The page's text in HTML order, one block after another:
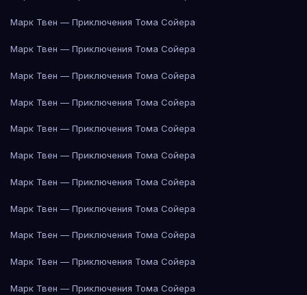
Марк Твен — Приключения Тома Сойера
Марк Твен — Приключения Тома Сойера
Марк Твен — Приключения Тома Сойера
Марк Твен — Приключения Тома Сойера
Марк Твен — Приключения Тома Сойера
Марк Твен — Приключения Тома Сойера
Марк Твен — Приключения Тома Сойера
Марк Твен — Приключения Тома Сойера
Марк Твен — Приключения Тома Сойера
Марк Твен — Приключения Тома Сойера
Марк Твен — Приключения Тома Сойера